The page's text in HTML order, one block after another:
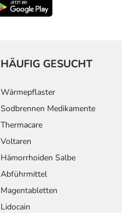
HÄUFIG GESUCHT
Wärmepflaster
Sodbrennen Medikamente
Thermacare
Voltaren
Hämorrhoiden Salbe
Abführmittel
Magentabletten
Lidocain